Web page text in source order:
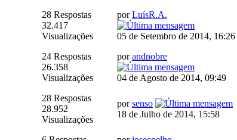
28 Respostas
32.417
Visualizações
porLuísR.A.
05 de Setembro de 2014, 16:26
24 Respostas
26.358
Visualizações
porandnobre
04 de Agosto de 2014, 09:49
28 Respostas
28.952
Visualizações
porsenso
18 de Julho de 2014, 15:58